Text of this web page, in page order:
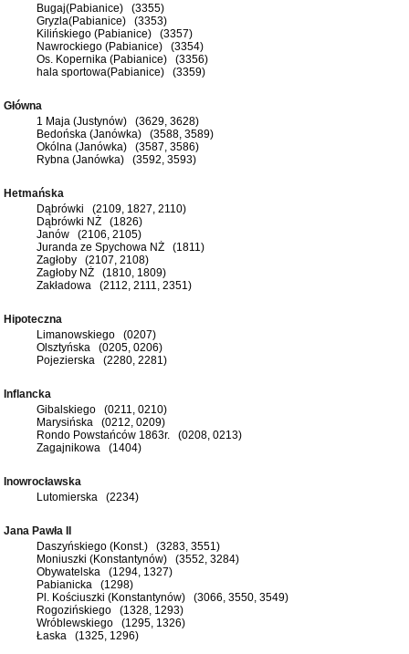
Bugaj(Pabianice) (3355)
Gryzla(Pabianice) (3353)
Kilińskiego (Pabianice) (3357)
Nawrockiego (Pabianice) (3354)
Os. Kopernika (Pabianice) (3356)
hala sportowa(Pabianice) (3359)
Główna
1 Maja (Justynów) (3629, 3628)
Bedońska (Janówka) (3588, 3589)
Okólna (Janówka) (3587, 3586)
Rybna (Janówka) (3592, 3593)
Hetmańska
Dąbrówki (2109, 1827, 2110)
Dąbrówki NŻ (1826)
Janów (2106, 2105)
Juranda ze Spychowa NŻ (1811)
Zagłoby (2107, 2108)
Zagłoby NŻ (1810, 1809)
Zakładowa (2112, 2111, 2351)
Hipoteczna
Limanowskiego (0207)
Olsztyńska (0205, 0206)
Pojezierska (2280, 2281)
Inflancka
Gibalskiego (0211, 0210)
Marysińska (0212, 0209)
Rondo Powstańców 1863r. (0208, 0213)
Zagajnikowa (1404)
Inowrocławska
Lutomierska (2234)
Jana Pawła II
Daszyńskiego (Konst.) (3283, 3551)
Moniuszki (Konstantynów) (3552, 3284)
Obywatelska (1294, 1327)
Pabianicka (1298)
Pl. Kościuszki (Konstantynów) (3066, 3550, 3549)
Rogozińskiego (1328, 1293)
Wróblewskiego (1295, 1326)
Łaska (1325, 1296)